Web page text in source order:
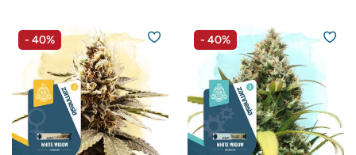
- 40% - 40%